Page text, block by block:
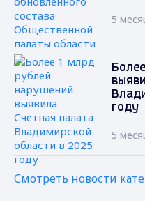
5
году
5
Смотреть новости